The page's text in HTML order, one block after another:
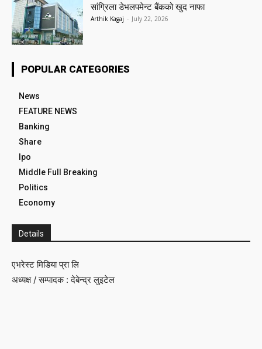
सांग्रिला डेभलपमेन्ट बैंकको खुद नाफा
Arthik Kagaj - July 22, 2026
POPULAR CATEGORIES
News
FEATURE NEWS
Banking
Share
Ipo
Middle Full Breaking
Politics
Economy
Details
एभरेस्ट मिडिया प्रा लि
अध्यक्ष / सम्पादक : देबेन्द्र लुइटेल